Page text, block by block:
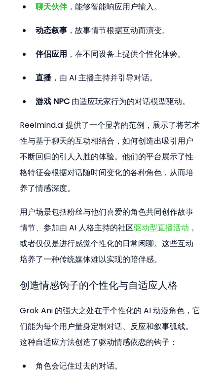
聊天伙伴，能够智能响应用户输入。
动态叙事 ，故事情节根据互动而演变。
伴侣应用 ，在不同设备上提供个性化体验。
直播，由 AI 主播主持并引导对话。
游戏 NPC 由适应玩家行为的对话模型驱动。
Reelmind.ai 提供了一个显著的范例，展示了将艺术
性与基于聊天的互动相结合，如何创造出吸引用户
不断回归的引人入胜的体验。他们的平台展示了性
格特征会根据对话随时间变化的各种角色，从而培
养了情感深度。
用户场景包括粉丝与他们喜爱的角色共同创作故事
情节、参加由 AI 人格主持的社区驱动型直播活动 ，
或者仅仅是进行感觉个性化的日常闲聊。这些互动
培养了一种传统媒体难以实现的陪伴感。
创造情感钩子的个性化与自适应人格
Grok Ani 的强大之处在于个性化的 AI 动漫角色，它
们能为每个用户量身定制对话、反应和叙事弧线。
这种自适应方法创造了驱动情感依恋的钩子：
角色会记住过去的对话。